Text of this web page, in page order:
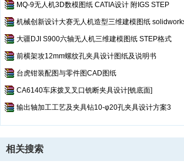
MQ-9无人机3D数模图纸 CATIA设计 附IGS STEP
机械创新设计大赛无人机造型三维建模图纸
大疆DJI S900六轴无人机三维建模图纸 STEP格式
前横架攻12mm螺纹孔夹具设计图纸及说明书
台虎钳装配图与零件图CAD图纸
CA6140车床拨叉叉口铣断夹具设计[铣底面]
输出轴加工工艺及夹具钻10-φ20孔夹具设计方案3
相关搜索